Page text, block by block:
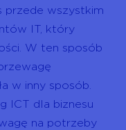
przede wszystkim
IT, który
W ten sposób
w inny sposób.
ICT dla biznesu
na potrzeby